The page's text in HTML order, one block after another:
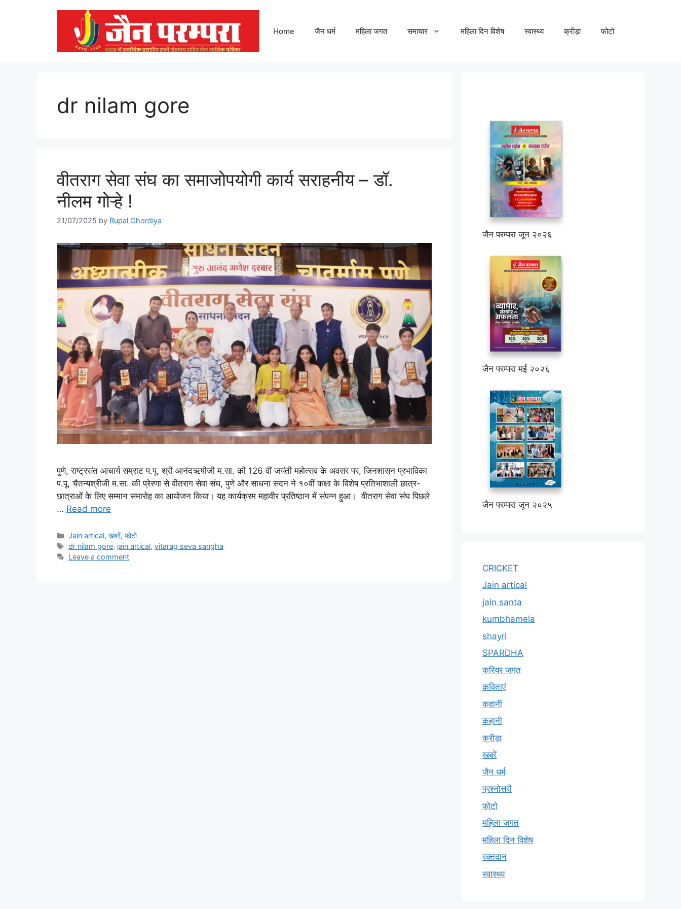
Home जैन धर्म महिला जगत समाचार महिला दिन विशेष स्वास्थ्य क्रीड़ा फोटो
dr nilam gore
वीतराग सेवा संघ का समाजोपयोगी कार्य सराहनीय – डॉ.
नीलम गोऱ्हे !
21/07/2025 by Rupal Chordiya
पुणे, राष्ट्रसंत आचार्य सम्राट प.पू. श्री आनंदऋषीजी म.सा. की 126 वीं जयंती महोत्सव के अवसर पर, जिनशासन प्रभाविका
प.पू. चैतन्यश्रीजी म.सा. की प्रेरणा से वीतराग सेवा संघ, पुणे और साधना सदन ने १०वीं कक्षा के विशेष प्रतिभाशाली छात्र-
छात्राओं के लिए सम्मान समारोह का आयोजन किया। यह कार्यक्रम महावीर प्रतिष्ठान में संपन्न हुआ। वीतराग सेवा संघ पिछले
… Read more
Categories
Jain artical,खबरें,फोटो
Tags
dr nilam gore, jain artical,vitarag seva sangha
Leave a comment
जैन परम्परा जून २०२६
जैन परम्परा मई २०२६
जैन परम्परा जून २०२५
CRICKET
Jain artical
jain santa
kumbhamela
shayri
SPARDHA
करियर जगत
कविताएं
कहानी
कहानी
क्रीड़ा
खबरें
जैन धर्म
प्रश्नोत्तरी
फोटो
महिला जगत
महिला दिन विशेष
रक्तदान
स्वास्थ्य